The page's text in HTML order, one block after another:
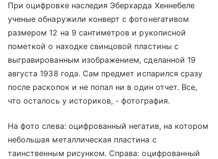
При оцифровке наследия Эберхарда Хеннебеле
ученые обнаружили конверт с фотонегативом
размером 12 на 9 сантиметров и рукописной
пометкой о находке свинцовой пластины с
выгравированным изображением, сделанной 19
августа 1938 года. Сам предмет испарился сразу
после раскопок и не попал ни в один отчет. Все,
что осталось у историков, - фотография.
На фото слева: оцифрованный негатив, на котором
небольшая металлическая пластина с
таинственным рисунком. Справа: оцифрованный